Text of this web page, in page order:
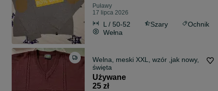
Puławy
17 lipca 2026
L / 50-52 Szary
Ochnik
Wełna
Welna, meski XXL, wzór ,jak nowy,
święta
Używane
25 zł